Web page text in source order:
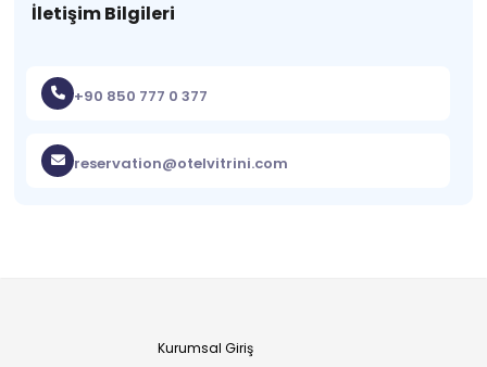
İletişim Bilgileri
+90 850 777 0 377
reservation@otelvitrini.com
Kurumsal Giriş